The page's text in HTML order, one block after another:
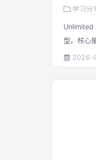
学习分
Unlimited
型，核心
tokens、
PDF
horizon
2026-